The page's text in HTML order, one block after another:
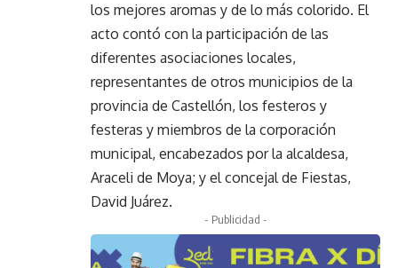
los mejores aromas y de lo más colorido. El
acto contó con la participación de las
diferentes asociaciones locales,
representantes de otros municipios de la
provincia de Castellón, los festeros y
festeras y miembros de la corporación
municipal, encabezados por la alcaldesa,
Araceli de Moya; y el concejal de Fiestas,
David Juárez.
- Publicidad -